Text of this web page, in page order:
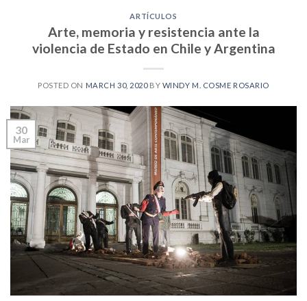
ARTÍCULOS
Arte, memoria y resistencia ante la
violencia de Estado en Chile y Argentina
POSTED ON MARCH 30, 2020BY WINDY M. COSME ROSARIO
30
Mar